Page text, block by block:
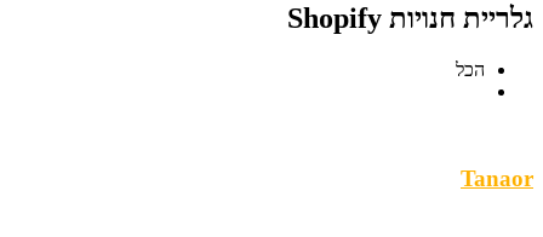
גלריית חנויות Shopify
הכל
Tanaor